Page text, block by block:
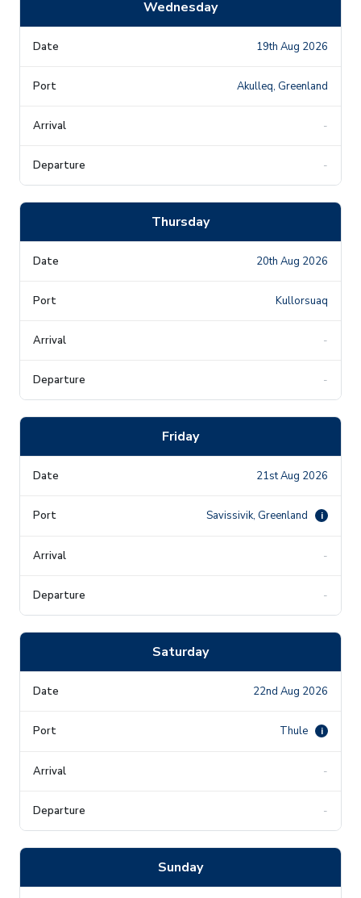
Wednesday
19th Aug 2026
Akulleq, Greenland
-
-
Thursday
20th Aug 2026
Kullorsuaq
-
-
Friday
21st Aug 2026
Savissivik, Greenland i
-
-
Saturday
22nd Aug 2026
Thule i
-
-
Sunday